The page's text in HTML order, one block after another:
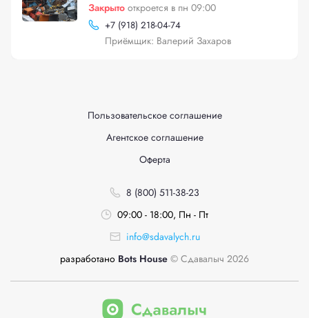
Закрыто откроется в пн 09:00
+7 (918) 218-04-74
Приёмщик: Валерий Захаров
Пользовательское соглашение
Агентское соглашение
Оферта
8 (800) 511-38-23
09:00 - 18:00, Пн - Пт
info@sdavalych.ru
разработано Bots House © Сдавалыч 2026